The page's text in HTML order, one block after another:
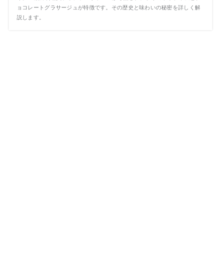
ョコレートグラサージュが特徴です。その歴史と味わいの秘密を詳しく解
説します。